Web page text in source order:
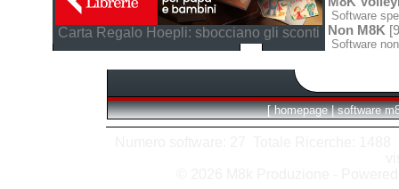
Carta Regalo Hoepli: sbocciano gli sconti
Software
Non M8K
Software
[ homepage | software